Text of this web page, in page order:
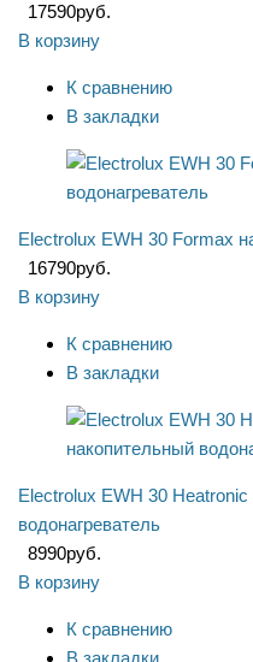
17590руб.
В корзину
К сравнению
В закладки
Electrolux EWH 30 Formax
16790руб.
В корзину
К сравнению
В закладки
Electrolux EWH 30
водонагреватель
8990руб.
В корзину
К сравнению